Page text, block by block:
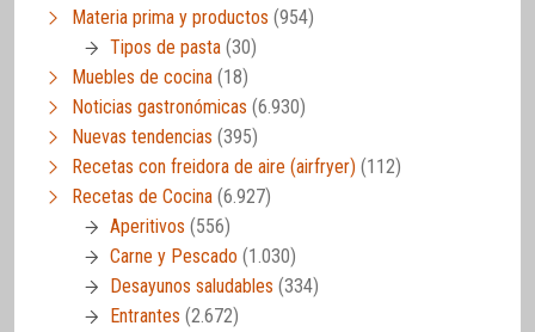
Materia prima y productos (954)
Tipos de pasta (30)
Muebles de cocina (18)
Noticias gastronómicas (6.930)
Nuevas tendencias (395)
Recetas con freidora de aire (airfryer) (112)
Recetas de Cocina (6.927)
Aperitivos (556)
Carne y Pescado (1.030)
Desayunos saludables (334)
Entrantes (2.672)